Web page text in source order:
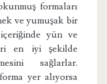
formaları
ve yumuşak bir
yün ve
en iyi şekilde
sağlarlar.
yer alıyorsa